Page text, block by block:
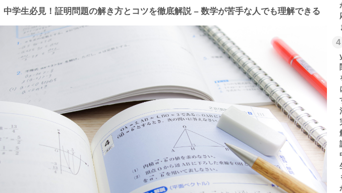
中学生必見！証明問題の解き方とコツを徹底解説 – 数学が苦手な人でも理解できる
4